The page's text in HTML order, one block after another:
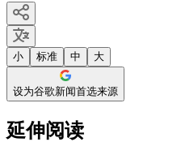
小 标准 中 大
设为谷歌新闻首选来源
延伸阅读